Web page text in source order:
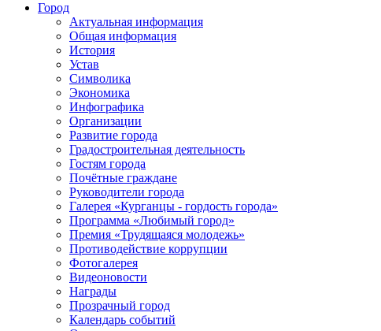
Город
Актуальная информация
Общая информация
История
Устав
Символика
Экономика
Инфографика
Организации
Развитие города
Градостроительная деятельность
Гостям города
Почётные граждане
Руководители города
Галерея «Курганцы - гордость города»
Программа «Любимый город»
Премия «Трудящаяся молодежь»
Противодействие коррупции
Фотогалерея
Видеоновости
Награды
Прозрачный город
Календарь событий